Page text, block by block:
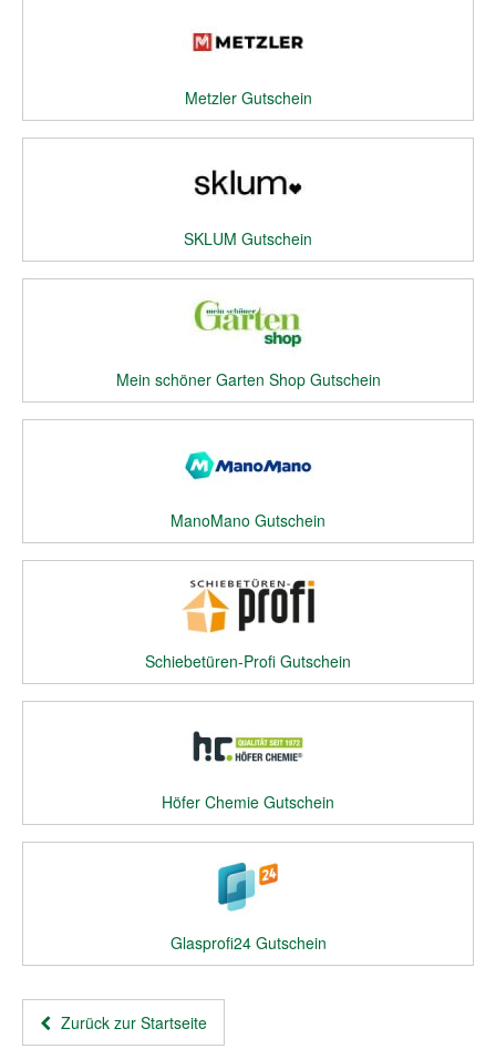
Metzler Gutschein
SKLUM Gutschein
Mein schöner Garten Shop Gutschein
ManoMano Gutschein
Schiebetüren-Profi Gutschein
Höfer Chemie Gutschein
Glasprofi24 Gutschein
Zurück zur Startseite